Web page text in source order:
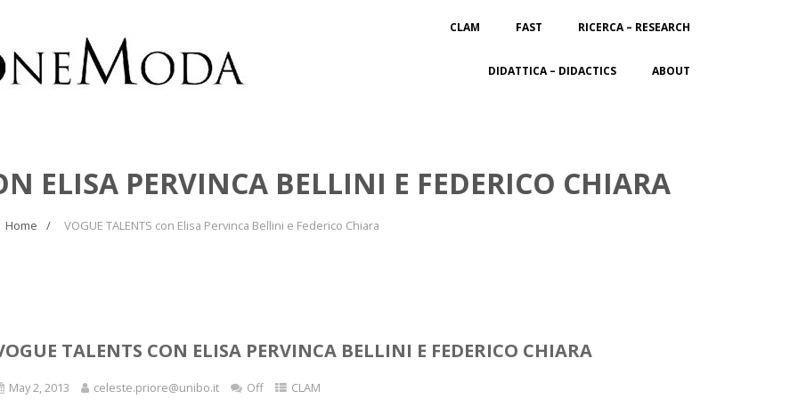
CLAM FAST RICERCA – RESEARCH
DIDATTICA – DIDACTICS ABOUT
ELISA PERVINCA BELLINI E FEDERICO CHIARA
Home VOGUE TALENTS con Elisa Pervinca Bellini e Federico Chiara
TALENTS CON ELISA PERVINCA BELLINI E FEDERICO CHIARA
May 2, 2013 celeste.priore@unibo.it Off CLAM